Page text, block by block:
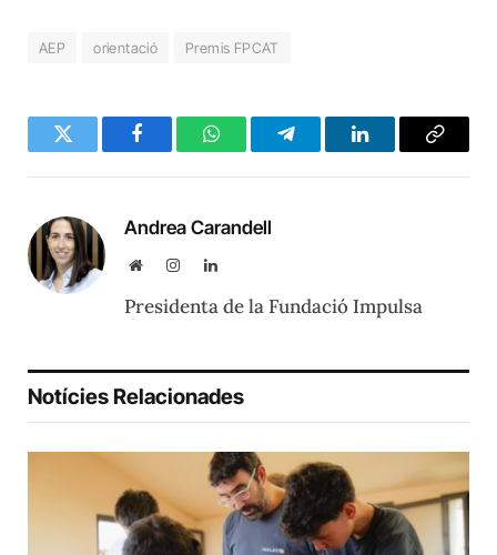
AEP orientació Premis FPCAT
Twitter FacebookWhatsAppTelegramLinkedInCopy
Andrea Carandell
WebsiteInstagramLinkedIn
Presidenta de la Fundació Impulsa
Notícies Relacionades